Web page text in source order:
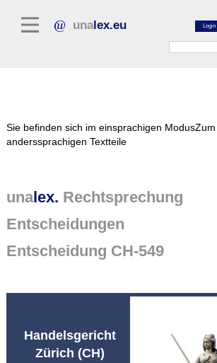
unalex.eu
Normtexte
Rechtsprechung
Sie befinden sich im einsprachigen Modus
anderssprachigen Textteile
unalex. Rechtsprechung
Entscheidungen
Entscheidung CH-549
Handelsgericht
Zürich (CH)